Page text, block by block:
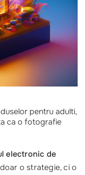
pentru adulti,
ca o fotografie
electronic de
o strategie, ci o